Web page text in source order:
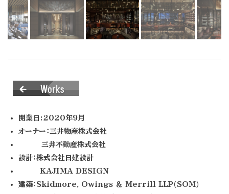
開業日:2020年9月
オーナー：三井物産株式会社
三井不動産株式会社
設計：株式会社日建設計
KAJIMA DESIGN
建築：Skidmore, Owings ＆ Merrill LLP(SOM)